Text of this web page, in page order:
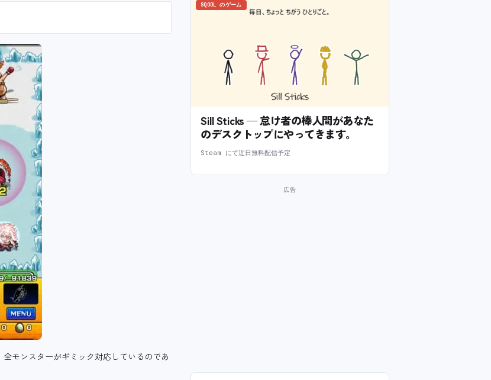
モンスターがギミック対応しているのであ
SQOOL のゲーム
Sill Sticks — 怠け者の棒人間があなた
のデスクトップにやってきます。
Steam にて近日無料配信予定